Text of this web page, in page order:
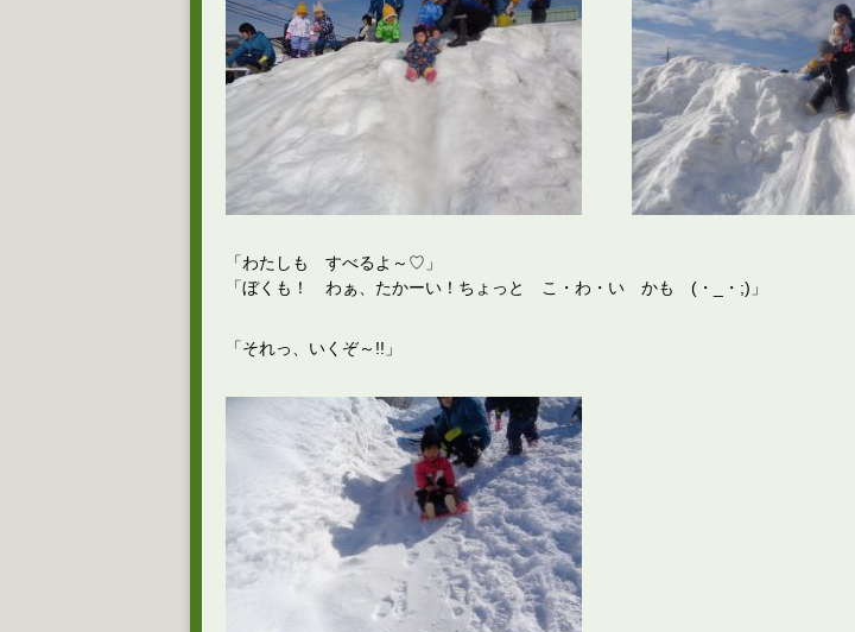
「わたしも すべるよ～♡」
「ぼくも！ わぁ、たかーい！ちょっと こ・わ・い かも (・_・;)」
「それっ、いくぞ～!!」